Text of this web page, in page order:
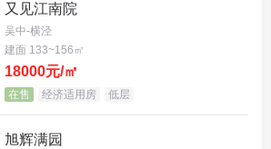
空间，都为改善生活设计
目积极响应苏州
新：整个社区抬高了约5.1米，一
又见江南院
吴中-横泾
建面 133~156㎡
18000元/㎡
在售 经济适用房 低层
旭辉满园